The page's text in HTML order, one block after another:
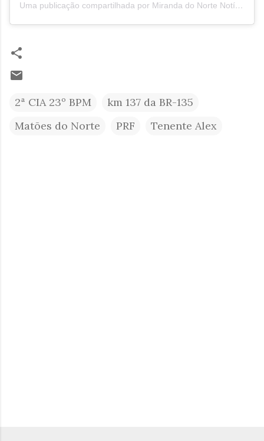
Uma publicação compartilhada por Miranda do Norte Notícias MNN (@mirandadonorte_noticias)
2ª CIA 23º BPM
km 137 da BR-135
Matões do Norte
PRF Tenente Alex